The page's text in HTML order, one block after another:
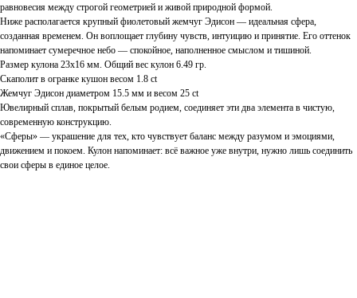
равновесия между строгой геометрией и живой природной формой.
Ниже располагается крупный фиолетовый жемчуг Эдисон — идеальная сфера,
созданная временем. Он воплощает глубину чувств, интуицию и принятие. Его оттенок
напоминает сумеречное небо — спокойное, наполненное смыслом и тишиной.
Размер кулона 23х16 мм. Общий вес кулон 6.49 гр.
Скаполит в огранке кушон весом 1.8 ct
Жемчуг Эдисон диаметром 15.5 мм и весом 25 ct
Ювелирный сплав, покрытый белым родием, соединяет эти два элемента в чистую,
современную конструкцию.
«Сферы» — украшение для тех, кто чувствует баланс между разумом и эмоциями,
движением и покоем. Кулон напоминает: всё важное уже внутри, нужно лишь соединить
свои сферы в единое целое.